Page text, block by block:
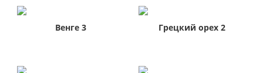
Венге 3 Грецкий орех 2